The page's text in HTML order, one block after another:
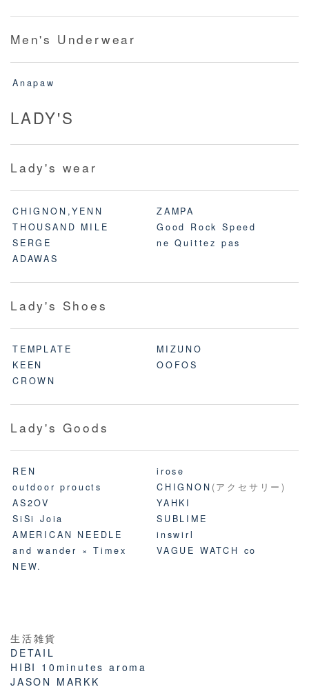
Men's Underwear
Anapaw
LADY'S
Lady's wear
CHIGNON,YENN
ZAMPA
THOUSAND MILE
Good Rock Speed
SERGE
ne Quittez pas
ADAWAS
Lady's Shoes
TEMPLATE
MIZUNO
KEEN
OOFOS
CROWN
Lady's Goods
REN
irose
outdoor proucts
CHIGNON (アクセサリー)
AS2OV
YAHKI
SiSi Joia
SUBLIME
AMERICAN NEEDLE
inswirl
and wander × Timex
VAGUE WATCH co
NEW.
生活雑貨
DETAIL
HIBI 10minutes aroma
JASON MARKK